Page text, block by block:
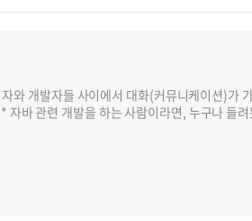
와 개발자들 사이에서 대화(커뮤니케이션)가
바 관련 개발을 하는 사람이라면, 누구나 들